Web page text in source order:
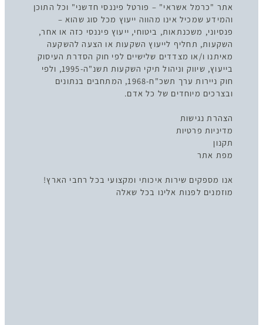
אתר "כרמל אשראי" – פורטל פיננסי חדשני" וכל התוכן
והמידע שמכיל אינו מהווה ייעוץ מכל סוג שהוא –
פנסיוני, משכנתאות, ביטוחי, ייעוץ פיננסי כזה או אחר,
השקעות, תחליף לייעוץ השקעות או הצעה להשקעה
מאיתנו ו/או מצדדים שלישיים לפי חוק הסדרת העיסוק
בייעוץ, שיווק וניהול תיקי השקעות תשנ"ה-1995, ולפי
חוק ניירות ערך תשכ"ח-1968, המתחבים בנתונים
ובצרכים מיוחדים של כל אדם.
הצהרת נגישות
מדיניות פרטיות
תקנון
מפת אתר
אנו מספקים שירות איכותי ומקצועי בכל רחבי הארץ!
מוזמנים לפנות אלינו בכל שאלה